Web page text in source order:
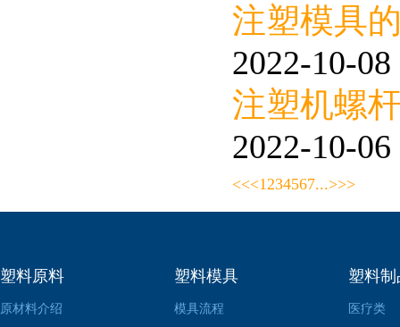
注塑模具
2022-10-
注塑机螺
2022-10-
<<<1 234567...>>>
塑料原料
原材料介绍
塑料模具
模具流程
塑料制
医疗类